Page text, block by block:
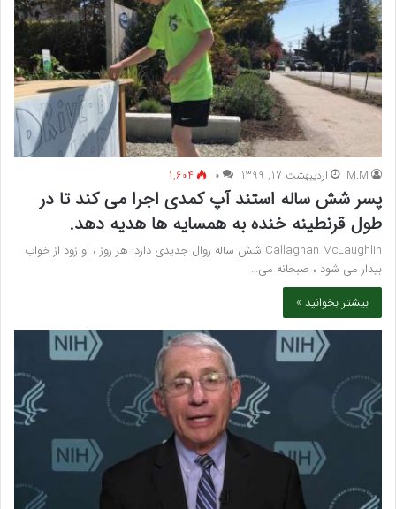
M.M اردیبهشت 17, 1399 ۰ 1,604
پسر شش ساله استند آپ کمدی اجرا می کند تا در
طول قرنطینه خنده به همسایه ها هدیه دهد.
Callaghan McLaughlin شش ساله روال جدیدی دارد. هر روز ، او زود از خواب
بیدار می شود ، صبحانه می…
بیشتر بخوانید »